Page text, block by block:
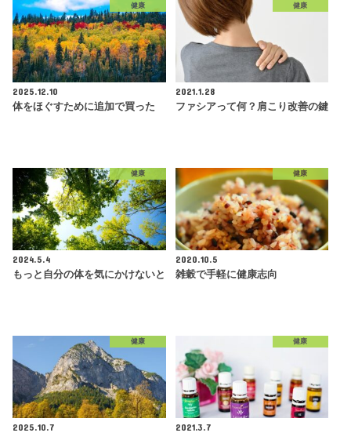
健康
2025.12.10
体をほぐすために追加で買った
健康
2021.1.28
ファシアって何？肩こり改善の鍵
健康
2024.5.4
もっと自分の体を気にかけないと
健康
2020.10.5
雑穀で手軽に健康志向
健康
2025.10.7
健康
2021.3.7